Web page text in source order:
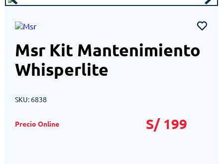
Msr Kit Mantenimiento
Whisperlite
SKU: 6838
S/ 199